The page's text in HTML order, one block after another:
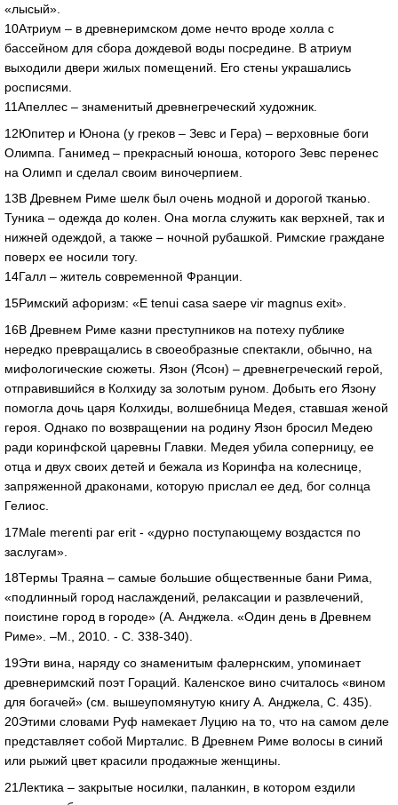
«лысый».
10Атриум – в древнеримском доме нечто вроде холла с
бассейном для сбора дождевой воды посредине. В атриум
выходили двери жилых помещений. Его стены украшались
росписями.
11Апеллес – знаменитый древнегреческий художник.
12Юпитер и Юнона (у греков – Зевс и Гера) – верховные боги
Олимпа. Ганимед – прекрасный юноша, которого Зевс перенес
на Олимп и сделал своим виночерпием.
13В Древнем Риме шелк был очень модной и дорогой тканью.
Туника – одежда до колен. Она могла служить как верхней, так и
нижней одеждой, а также – ночной рубашкой. Римские граждане
поверх ее носили тогу.
14Галл – житель современной Франции.
15Римский афоризм: «E tenui casa saepe vir magnus exit».
16В Древнем Риме казни преступников на потеху публике
нередко превращались в своеобразные спектакли, обычно, на
мифологические сюжеты. Язон (Ясон) – древнегреческий герой,
отправившийся в Колхиду за золотым руном. Добыть его Язону
помогла дочь царя Колхиды, волшебница Медея, ставшая женой
героя. Однако по возвращении на родину Язон бросил Медею
ради коринфской царевны Главки. Медея убила соперницу, ее
отца и двух своих детей и бежала из Коринфа на колеснице,
запряженной драконами, которую прислал ее дед, бог солнца
Гелиос.
17Male merenti par erit - «дурно поступающему воздастся по
заслугам».
18Термы Траяна – самые большие общественные бани Рима,
«подлинный город наслаждений, релаксации и развлечений,
поистине город в городе» (А. Анджела. «Один день в Древнем
Риме». –М., 2010. - С. 338-340).
19Эти вина, наряду со знаменитым фалернским, упоминает
древнеримский поэт Гораций. Каленское вино считалось «вином
для богачей» (см. вышеупомянутую книгу А. Анджела, С. 435).
20Этими словами Руф намекает Луцию на то, что на самом деле
представляет собой Мирталис. В Древнем Риме волосы в синий
или рыжий цвет красили продажные женщины.
21Лектика – закрытые носилки, паланкин, в котором ездили